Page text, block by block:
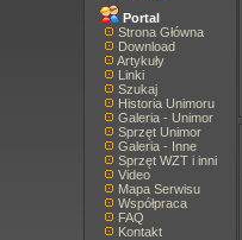
Portal
Strona Główna
Download
Artykuły
Linki
Szukaj
Historia Unimoru
Galeria - Unimor
Sprzęt Unimor
Galeria - Inne
Sprzęt WZT i inni
Video
Mapa Serwisu
Współpraca
FAQ
Kontakt